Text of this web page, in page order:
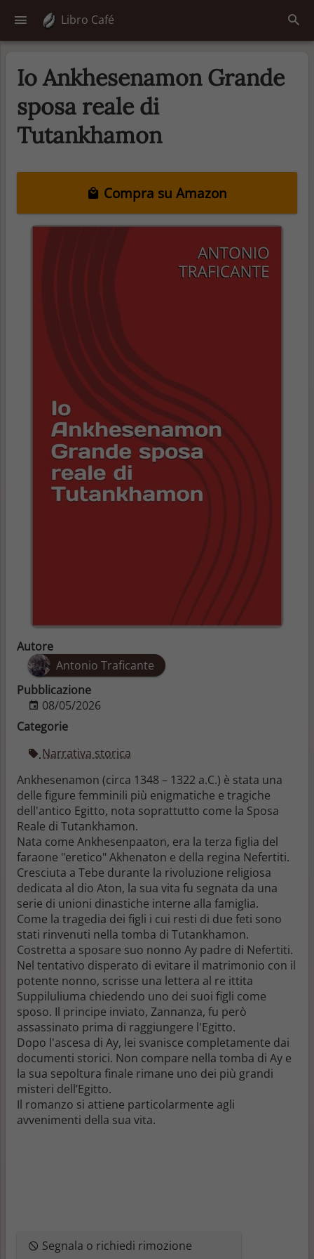
Libro Café
Io Ankhesenamon Grande
sposa reale di
Tutankhamon
Compra su Amazon
Autore
Antonio Traficante
Pubblicazione
08/05/2026
Categorie
Narrativa storica
Ankhesenamon (circa 1348 – 1322 a.C.) è stata una
delle figure femminili più enigmatiche e tragiche
dell'antico Egitto, nota soprattutto come la Sposa
Reale di Tutankhamon.
Nata come Ankhesenpaaton, era la terza figlia del
faraone "eretico" Akhenaton e della regina Nefertiti.
Cresciuta a Tebe durante la rivoluzione religiosa
dedicata al dio Aton, la sua vita fu segnata da una
serie di unioni dinastiche interne alla famiglia.
Come la tragedia dei figli i cui resti di due feti sono
stati rinvenuti nella tomba di Tutankhamon.
Costretta a sposare suo nonno Ay padre di Nefertiti.
Nel tentativo disperato di evitare il matrimonio con il
potente nonno, scrisse una lettera al re ittita
Suppiluliuma chiedendo uno dei suoi figli come
sposo. Il principe inviato, Zannanza, fu però
assassinato prima di raggiungere l'Egitto.
Dopo l'ascesa di Ay, lei svanisce completamente dai
documenti storici. Non compare nella tomba di Ay e
la sua sepoltura finale rimane uno dei più grandi
misteri dell’Egitto.
Il romanzo si attiene particolarmente agli
avvenimenti della sua vita.
Segnala o richiedi rimozione